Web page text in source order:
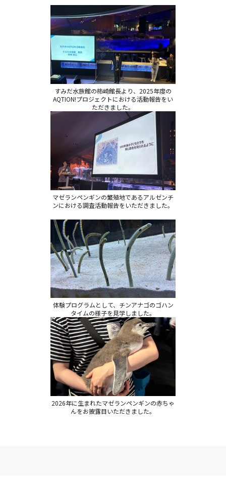
すみだ水族館の柿崎館長より、2025年度の
AQTION!プロジェクトにおける活動報告をい
ただきました。
マゼランペンギンの繁殖地であるアルゼンチ
ンにおける調査活動報告をいただきました。
体験プログラムとして、チンアナゴのゴハン
タイムの様子を見学しました。
2026年に生まれたマゼランペンギンの赤ちゃ
んをお披露目いただきました。